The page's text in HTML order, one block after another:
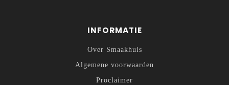
INFORMATIE
Over Smaakhuis
Algemene voorwaarden
Proclaimer